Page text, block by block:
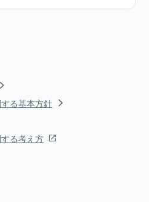
る基本方針
る考え方